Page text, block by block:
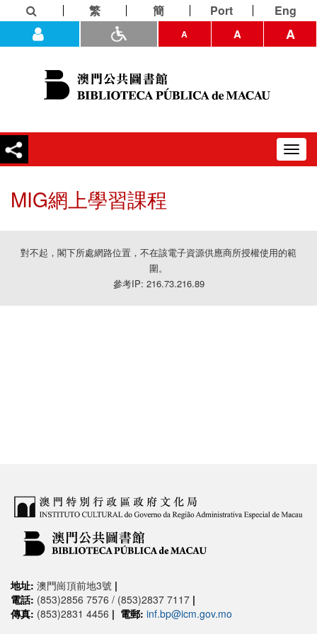
繁 簡 Port Eng
A A A
MIG網上學習課程
對不起，閣下所處網路位置，不在該電子資源供應商所授權使用的範
圍。
參考IP: 216.73.216.89
地址: 澳門崗頂前地3號 |
電話: (853)2856 7576 / (853)2837 7117 |
傳真: (853)2831 4456 | 電郵: inf.bp@icm.gov.mo